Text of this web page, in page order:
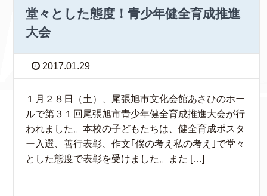
堂々とした態度！青少年健全育成推進
大会
2017.01.29
１月２８日（土）、尾張旭市文化会館あさひのホー
ルで第３１回尾張旭市青少年健全育成推進大会が行
われました。本校の子どもたちは、健全育成ポスタ
ー入選、善行表彰、作文｢僕の考え私の考え｣で堂々
とした態度で表彰を受けました。また […]